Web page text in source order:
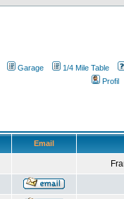
Garage
1/4 Mile Table
Profil
Email